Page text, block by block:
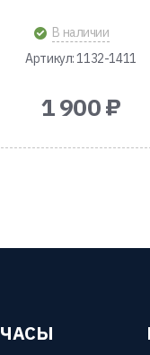
В наличии
Артикул: 1132-1411
1 900 ₽
ЧАСЫ